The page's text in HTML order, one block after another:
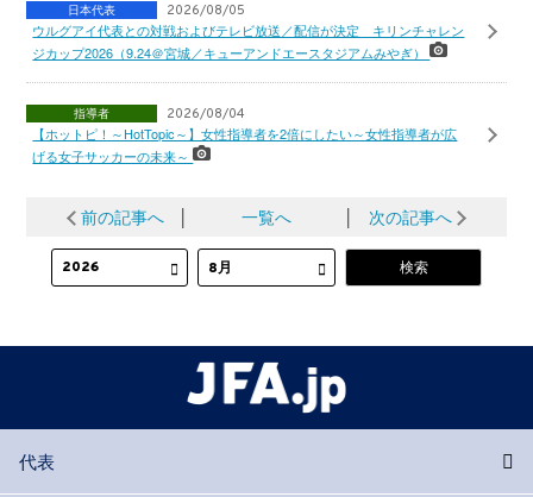
日本代表 2026/08/05
ウルグアイ代表との対戦およびテレビ放送／配信が決定 キリンチャレン
ジカップ2026（9.24＠宮城／キューアンドエースタジアムみやぎ）
指導者 2026/08/04
【ホットピ！～HotTopic～】女性指導者を2倍にしたい～女性指導者が広
げる女子サッカーの未来～
前の記事へ 一覧へ 次の記事へ
代表